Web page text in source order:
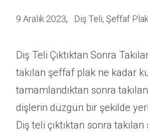
9 Aralık 2023 Diş Teli, Şeffaf Plak
Diş Teli Çıktıktan Sonra
takılan şeffaf plak ne kadar
tamamlandıktan sonra
dişlerin düzgün bir şekilde
Diş teli çıktıktan sonra